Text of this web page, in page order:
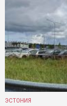
ЭСТОНИЯ